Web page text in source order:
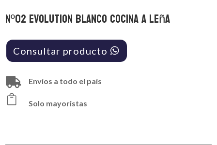
Nº02 Evolution Blanco Cocina a Leña
Consultar producto
 Envíos a todo el país
 Solo mayoristas